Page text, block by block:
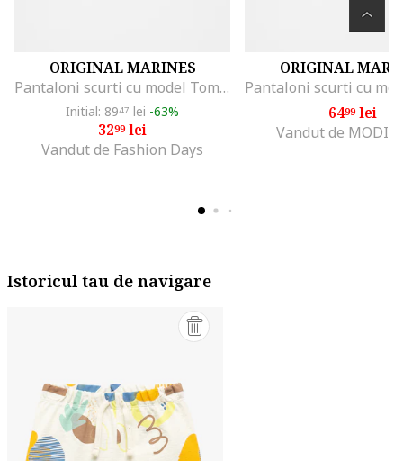
ORIGINAL MARINES
Pantaloni scurti cu model Tom&Jerry, Gri/Galben/Verde deschis
Initial: 8947 lei -63%
3299lei
Vandut de Fashion Days
ORIGINAL
6499lei
Vandut de
Istoricul tau de navigare